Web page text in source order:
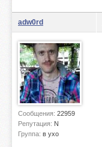
adw0rd
Сообщения: 22959
Репутация: N
Группа: в ухо